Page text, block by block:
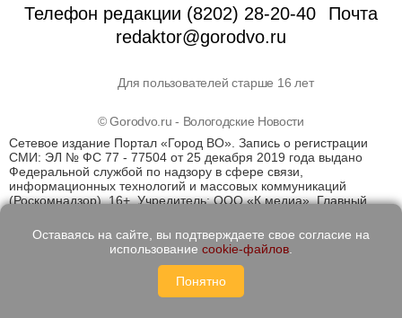
Телефон редакции (8202) 28-20-40
Почта
redaktor@gorodvo.ru
Для пользователей старше 16 лет
© Gorodvo.ru - Вологодские Новости
Сетевое издание Портал «Город ВО». Запись о регистрации
СМИ: ЭЛ № ФС 77 - 77504 от 25 декабря 2019 года выдано
Федеральной службой по надзору в сфере связи,
информационных технологий и массовых коммуникаций
(Роскомнадзор). 16+. Учредитель: ООО «К медиа». Главный
применяются рекомендательные технологии (информационные
технологии предоставления информации на основе сбора,
систематизации и анализа сведений, относящихся к
предпочтениям пользователей сети "Интернет", находящихся
на территории Российской Федерации)
Оставаясь на сайте, вы подтверждаете свое согласие на
использование cookie-файлов
Понятно